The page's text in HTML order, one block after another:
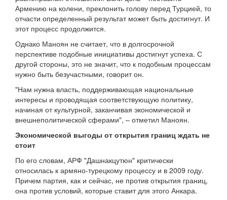
Армению на колени, преклонить голову перед Турцией, то
отчасти определенный результат может быть достигнут. И
этот процесс продолжится.
Однако Маноян не считает, что в долгосрочной
перспективе подобные инициативы достигнут успеха. С
другой стороны, это не значит, что к подобным процессам
нужно быть безучастными, говорит он.
"Нам нужна власть, поддерживающая национальные
интересы и проводящая соответствующую политику,
начиная от культурной, заканчивая экономической и
внешнеполитической сферами", – отметил Маноян.
Экономической выгоды от открытия границ ждать не
стоит
По его словам, АРФ "Дашнакцутюн" критически
относилась к армяно-турецкому процессу и в 2009 году.
Причем партия, как и сейчас, не против открытия границ,
она против условий, которые ставит для этого Анкара.